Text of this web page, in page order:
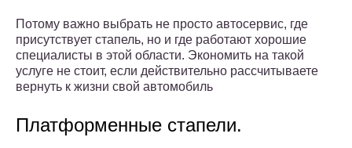
Потому важно выбрать не просто автосервис, где
присутствует стапель, но и где работают хорошие
специалисты в этой области. Экономить на такой
услуге не стоит, если действительно рассчитываете
вернуть к жизни свой автомобиль
Платформенные стапели.